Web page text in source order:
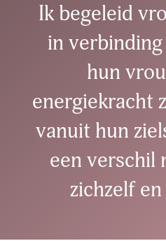
Ik begeleid
in
hun
energiekracht
vanuit hun
een verschil
zichzelf